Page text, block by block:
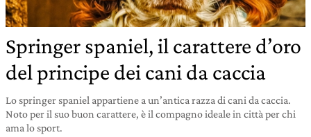
Springer spaniel, il carattere d’oro
del principe dei cani da caccia
Lo springer spaniel appartiene a un’antica razza di cani da caccia.
Noto per il suo buon carattere, è il compagno ideale in città per chi
ama lo sport.